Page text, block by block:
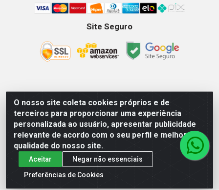
O nosso site coleta cookies próprios e de
terceiros para proporcionar uma experiência
personalizada ao usuário, apresentar publicidade
relevante de acordo com o seu perfil e melhorar a
qualidade do nosso site.
Aceitar
Negar não essenciais
Preferências de Cookies
Site Seguro
GKSEG EPI Maquinas e Equipamentos LTDA - Av. Getulio
Vargas, 2066 Centro, Imperatriz/MA - CEP 65.903-280 - CNPJ
11.191.946/0001-07 - Horários: Segunda-Sexta 08as18hs,
Sábados 08as12hs